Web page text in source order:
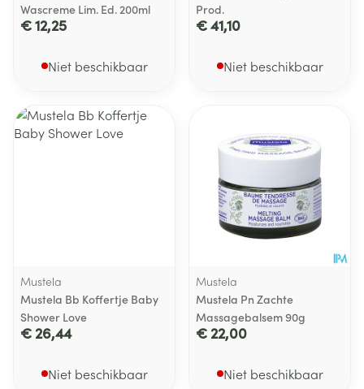
Wascreme Lim. Ed. 200ml
€ 12,25
Niet beschikbaar
Prod.
€ 41,10
Niet beschikbaar
Mustela
Mustela Bb Koffertje Baby
Shower Love
€ 26,44
Niet beschikbaar
Mustela
Mustela Pn Zachte
Massagebalsem 90g
€ 22,00
Niet beschikbaar